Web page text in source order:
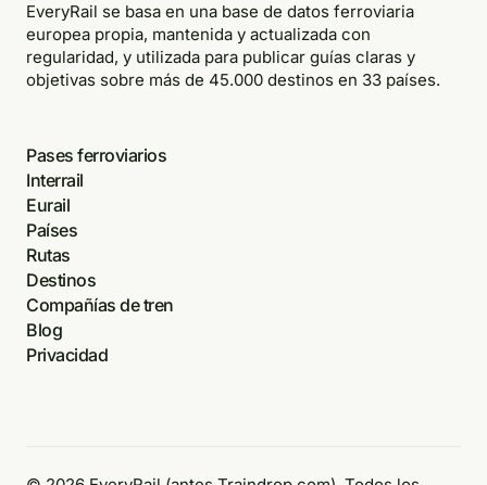
EveryRail se basa en una base de datos ferroviaria
europea propia, mantenida y actualizada con
regularidad, y utilizada para publicar guías claras y
objetivas sobre más de 45.000 destinos en 33 países.
Pases ferroviarios
Interrail
Eurail
Países
Rutas
Destinos
Compañías de tren
Blog
Privacidad